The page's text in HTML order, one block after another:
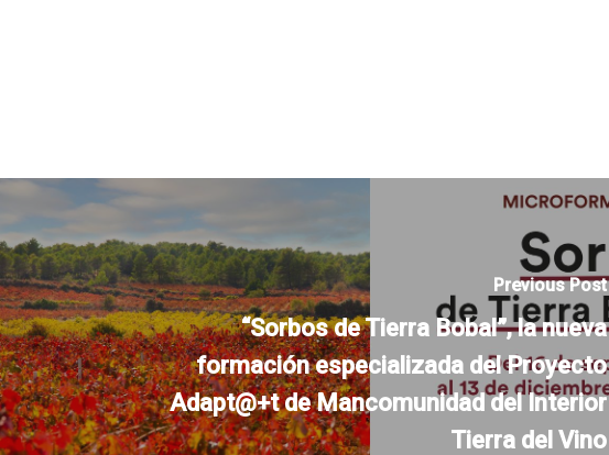
Previous Post
“Sorbos de Tierra Bobal”, la nueva
formación especializada del Proyecto
Adapt@+t de Mancomunidad del Interior
Tierra del Vino